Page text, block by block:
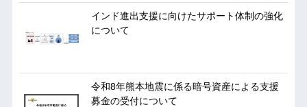
インド進出支援に向けたサポート体制の強化
について
令和8年熊本地震に係る暗号資産による支援
募金の受付について